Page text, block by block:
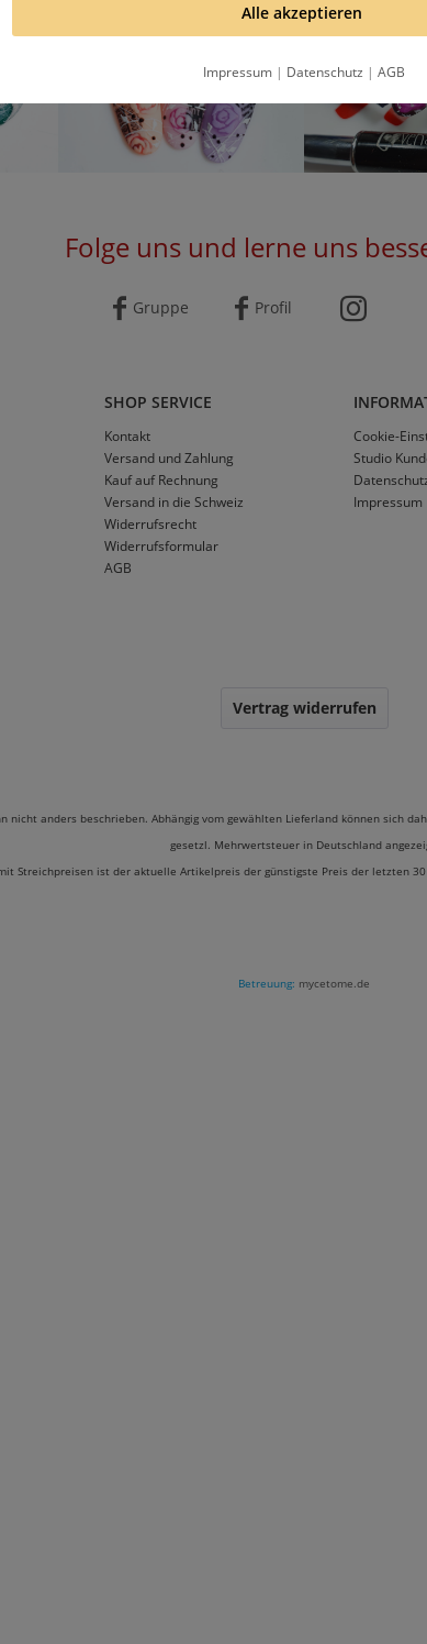
Folge uns und lerne uns
Gruppe Profil
SHOP SERVICE
Kontakt
Versand und Zahlung
Kauf auf Rechnung
Versand in die Schweiz
Widerrufsrecht
Widerrufsformular
AGB
Cookie-
Studio
Impressum
Vertrag widerrufen
nicht anders beschrieben. Abhängig vom gewählten Lieferland können sich
gesetzl. Mehrwertsteuer in Deutschland
Streichpreisen ist der aktuelle Artikelpreis der günstigste Preis der letzten
Betreuung: mycetome.de
Alle akzeptieren
Impressum | Datenschutz | AGB